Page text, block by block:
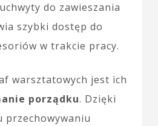
do zawieszania
szybki dostęp do
w trakcie pracy.
warsztatowych jest ich
porządku. Dzięki
przechowywaniu